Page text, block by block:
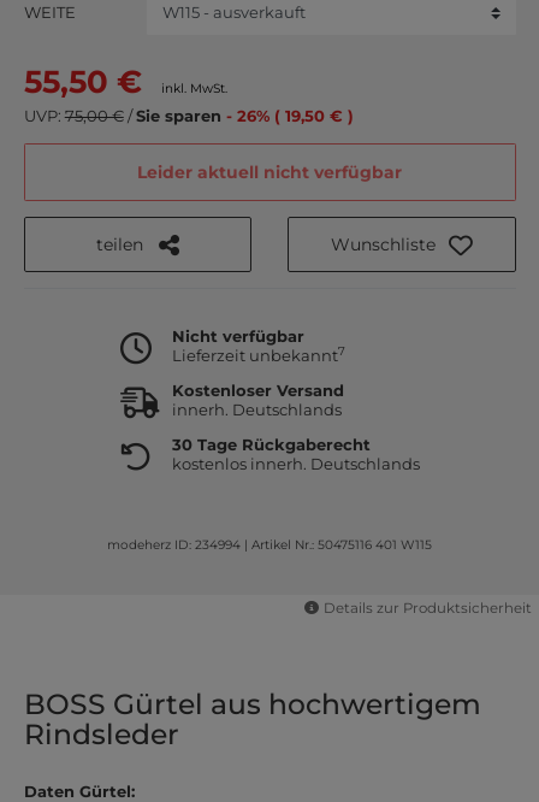
WEITE
55,50 € inkl. MwSt.
UVP: 75,00 €/Sie sparen - 26% ( 19,50 € )
Leider aktuell nicht verfügbar
teilen Wunschliste
Nicht verfügbar
Lieferzeit unbekannt7
Kostenloser Versand
innerh. Deutschlands
30 Tage Rückgaberecht
kostenlos innerh. Deutschlands
modeherz ID: 234994 Artikel Nr.: 50475116 401 W115
Details zur Produktsicherheit
BOSS Gürtel aus hochwertigem
Rindsleder
Daten Gürtel: